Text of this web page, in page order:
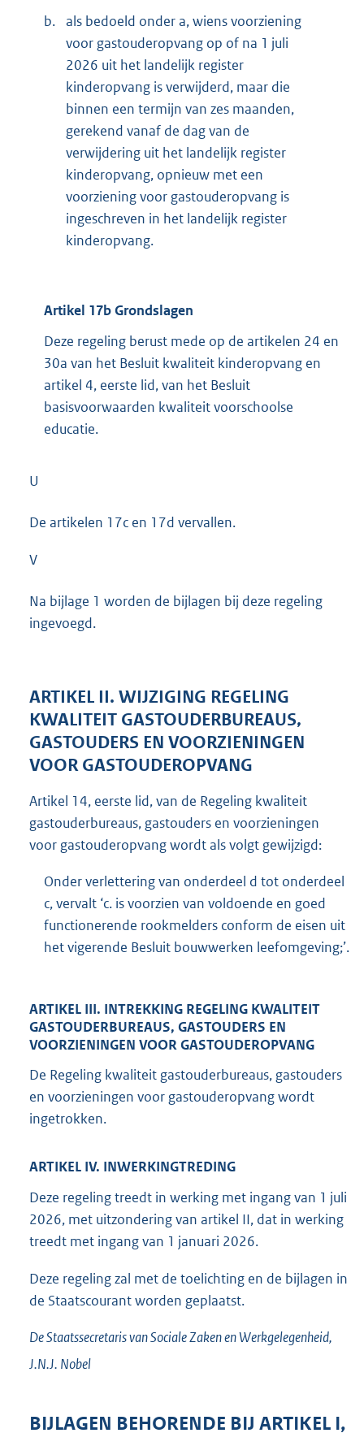
b. als bedoeld onder a, wiens voorziening
voor gastouderopvang op of na 1 juli
2026 uit het landelijk register
kinderopvang is verwijderd, maar die
binnen een termijn van zes maanden,
gerekend vanaf de dag van de
verwijdering uit het landelijk register
kinderopvang, opnieuw met een
voorziening voor gastouderopvang is
ingeschreven in het landelijk register
kinderopvang.
Artikel 17b Grondslagen
Deze regeling berust mede op de artikelen 24 en
30a van het Besluit kwaliteit kinderopvang en
artikel 4, eerste lid, van het Besluit
basisvoorwaarden kwaliteit voorschoolse
educatie.
U
De artikelen 17c en 17d vervallen.
V
Na bijlage 1 worden de bijlagen bij deze regeling
ingevoegd.
ARTIKEL II. WIJZIGING REGELING
KWALITEIT GASTOUDERBUREAUS,
GASTOUDERS EN VOORZIENINGEN
VOOR GASTOUDEROPVANG
Artikel 14, eerste lid, van de Regeling kwaliteit
gastouderbureaus, gastouders en voorzieningen
voor gastouderopvang wordt als volgt gewijzigd:
Onder verlettering van onderdeel d tot onderdeel
c, vervalt ‘c. is voorzien van voldoende en goed
functionerende rookmelders conform de eisen uit
het vigerende Besluit bouwwerken leefomgeving;’.
ARTIKEL III. INTREKKING REGELING KWALITEIT
GASTOUDERBUREAUS, GASTOUDERS EN
VOORZIENINGEN VOOR GASTOUDEROPVANG
De Regeling kwaliteit gastouderbureaus, gastouders
en voorzieningen voor gastouderopvang wordt
ingetrokken.
ARTIKEL IV. INWERKINGTREDING
Deze regeling treedt in werking met ingang van 1 juli
2026, met uitzondering van artikel II, dat in werking
treedt met ingang van 1 januari 2026.
Deze regeling zal met de toelichting en de bijlagen in
de Staatscourant worden geplaatst.
De Staatssecretaris van Sociale Zaken en Werkgelegenheid,
J.N.J. Nobel
BIJLAGEN BEHORENDE BIJ ARTIKEL I,